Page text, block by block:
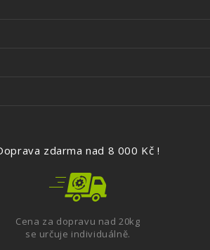
zdarma nad 8 000 Kč !
Cena za dopravu nad 20kg
se určuje individuálně.